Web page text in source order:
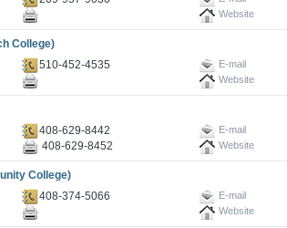
Website
College)
510-452-4535
E-mail
Website
408-629-8442 E-mail
408-629-8452 Website
College)
408-374-5066
E-mail
Website